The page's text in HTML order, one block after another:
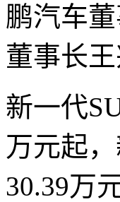
鹏汽车
董事长
新一代
万元起
30.39万